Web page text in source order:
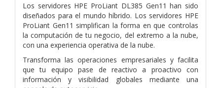
Los servidores HPE ProLiant DL385 Gen11 han sido
diseñados para el mundo híbrido. Los servidores HPE
ProLiant Gen11 simplifican la forma en que controlas
la computación de tu negocio, del extremo a la nube,
con una experiencia operativa de la nube.
Transforma las operaciones empresariales y facilita
que tu equipo pase de reactivo a proactivo con
información y visibilidad globales mediante una